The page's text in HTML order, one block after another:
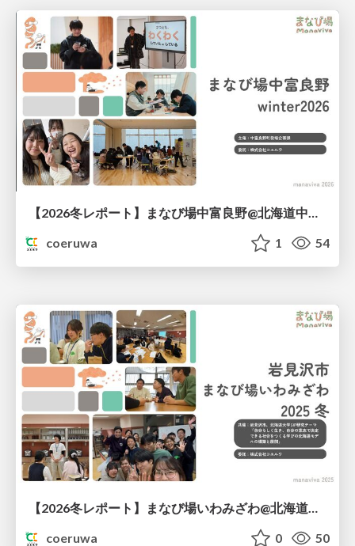
【2026冬レポート】まなび場中富良野@北海道中富良野町
coeruwa
1 54
coeruwa
0 50